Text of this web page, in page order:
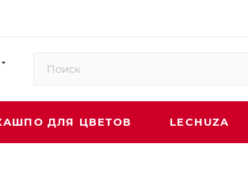
ДЛЯ ЦВЕТОВ LECHUZA